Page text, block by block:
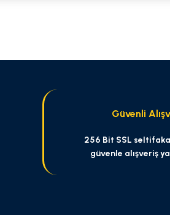
Yorum Yaz
Güvenli
256 Bit SSL
güvenle alışveriş